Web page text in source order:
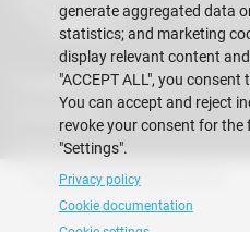
generate aggregated data
statistics; and marketing
display relevant content
"ACCEPT ALL", you
You can accept and reject
revoke your consent for
"Settings".
Privacy policy
Cookie documentation
Suggestions mailbox
Contact Us
Events
Copyright © 2026 ESPOL